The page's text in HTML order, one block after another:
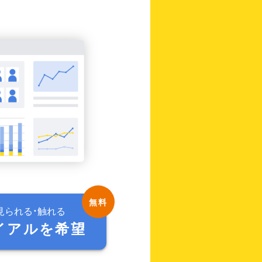
れる・触れる
アルを希望